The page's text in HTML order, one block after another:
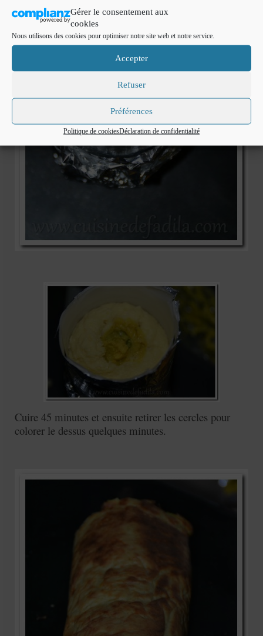
Gérer le consentement aux
cookies
Nous utilisons des cookies pour optimiser notre site web et notre service.
Accepter
Refuser
Préférences
Politique de cookiesDéclaration de confidentialité
Cuire 45 minutes et ensuite retirer les cercles pour
colorer le dessus quelques minutes.